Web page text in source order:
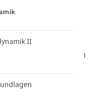
der
der Isotherme im
Arbeit
eines idealen
II